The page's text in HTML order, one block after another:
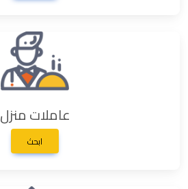
عاملات منزل
ابحث